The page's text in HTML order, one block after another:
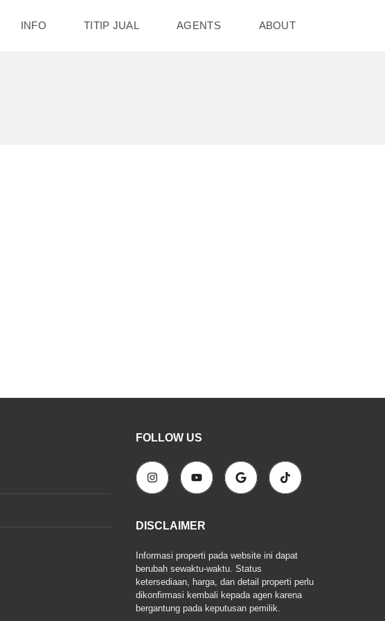
INFO TITIP JUAL AGENTS ABOUT
FOLLOW US
DISCLAIMER
Informasi properti pada website ini dapat
berubah sewaktu-waktu. Status
ketersediaan, harga, dan detail properti perlu
dikonfirmasi kembali kepada agen karena
bergantung pada keputusan pemilik.